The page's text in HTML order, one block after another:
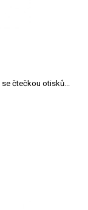
čtečkou otisků...